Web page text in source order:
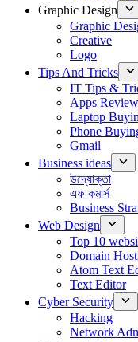
Graphic Design
Graphic
Creative
Logo
Tips And Tricks
IT Tips &
Apps Review
Laptop
Phone
Gmail
Business ideas
উদ্যোক্তা
এফ কমার্স
Business
Web Design
Top 10
Domain
Atom Text
Text Editor
Cyber Security
Hacking
Network